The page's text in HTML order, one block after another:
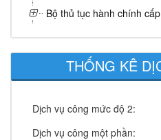
Bộ thủ tục hành chính
THỐNG KÊ
Dịch vụ công mức độ 2:
Dịch vụ công một phần: